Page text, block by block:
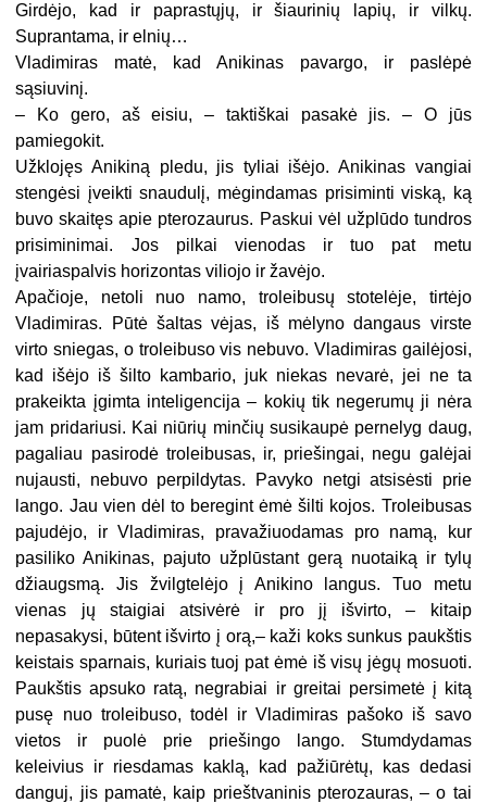
Girdėjo, kad ir paprastųjų, ir šiaurinių lapių, ir vilkų.
Suprantama, ir elnių…
Vladimiras matė, kad Anikinas pavargo, ir paslėpė
sąsiuvinį.
– Ko gero, aš eisiu, – taktiškai pasakė jis. – O jūs
pamiegokit.
Užklojęs Anikiną pledu, jis tyliai išėjo. Anikinas vangiai
stengėsi įveikti snaudulį, mėgindamas prisiminti viską, ką
buvo skaitęs apie pterozaurus. Paskui vėl užplūdo tundros
prisiminimai. Jos pilkai vienodas ir tuo pat metu
įvairiaspalvis horizontas viliojo ir žavėjo.
Apačioje, netoli nuo namo, troleibusų stotelėje, tirtėjo
Vladimiras. Pūtė šaltas vėjas, iš mėlyno dangaus virste
virto sniegas, o troleibuso vis nebuvo. Vladimiras gailėjosi,
kad išėjo iš šilto kambario, juk niekas nevarė, jei ne ta
prakeikta įgimta inteligencija – kokių tik negerumų ji nėra
jam pridariusi. Kai niūrių minčių susikaupė pernelyg daug,
pagaliau pasirodė troleibusas, ir, priešingai, negu galėjai
nujausti, nebuvo perpildytas. Pavyko netgi atsisėsti prie
lango. Jau vien dėl to beregint ėmė šilti kojos. Troleibusas
pajudėjo, ir Vladimiras, pravažiuodamas pro namą, kur
pasiliko Anikinas, pajuto užplūstant gerą nuotaiką ir tylų
džiaugsmą. Jis žvilgtelėjo į Anikino langus. Tuo metu
vienas jų staigiai atsivėrė ir pro jį išvirto, – kitaip
nepasakysi, būtent išvirto į orą,– kaži koks sunkus paukštis
keistais sparnais, kuriais tuoj pat ėmė iš visų jėgų mosuoti.
Paukštis apsuko ratą, negrabiai ir greitai persimetė į kitą
pusę nuo troleibuso, todėl ir Vladimiras pašoko iš savo
vietos ir puolė prie priešingo lango. Stumdydamas
keleivius ir riesdamas kaklą, kad pažiūrėtų, kas dedasi
danguj, jis pamatė, kaip prieštvaninis pterozauras, – o tai